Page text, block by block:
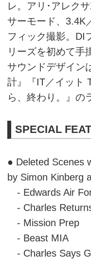
レ。アリ･アレク
サーモード、3.4K
フィック撮影。DI
リーズを初めて手
サウンドデザイン
計』『IT／イット
ら、終わり。』の
SPECIAL
● Deleted Scenes
by Simon Kinberg
- Edwards Air
- Charles
- Mission Prep
- Beast MIA
- Charles Says